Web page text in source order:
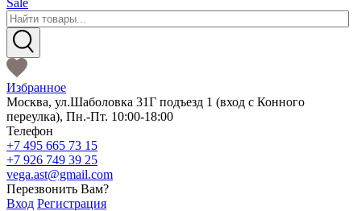
Sale
Избранное
Москва, ул.Шаболовка 31Г подъезд 1 (вход с Конного
переулка), Пн.-Пт. 10:00-18:00
Телефон
+7 495 665 73 15
+7 926 749 39 25
vega.ast@gmail.com
Перезвонить Вам?
Вход Регистрация